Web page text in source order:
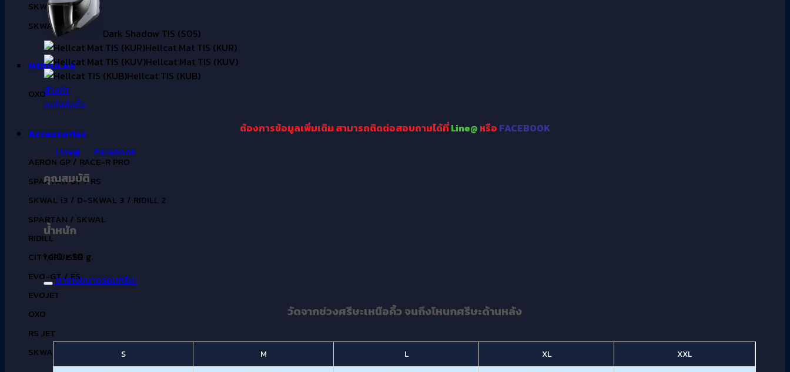
SKWAL JET CUP
SKWAL JET
MODULAR
OXO
Accessories
AERON GP / RACE-R PRO
SPARTAN GT / RS
SKWAL i3 / D-SKWAL 3 / RIDILL 2
SPARTAN / SKWAL
RIDILL
CITYCRUISER
EVO-GT / ES
EVOJET
OXO
RS JET
SKWAL i3 SKWAL JET
Dark Shadow TIS (S05)
Hellcat Mat TIS (KUR)
Hellcat Mat TIS (KUV)
Hellcat TIS (KUB)
ล้างค่า
สนใจสั่งซื้อ
ต้องการข้อมูลเพิ่มเติม สามารถติดต่อสอบถามได้ที่Line@ หรือ FACEBOOK
Line@
Facebook
คุณสมบัติ
น้ำหนัก
1,410 ± 50 g.
ตารางขนาดรอบศรีษะ
วัดจากช่วงศรีษะเหนือคิ้ว จนถึงโหนกศรีษะด้านหลัง
S M L XL
XXL